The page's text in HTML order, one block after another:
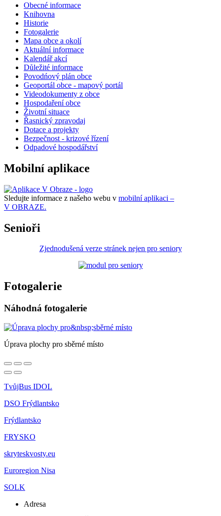
Obecné informace
Knihovna
Historie
Fotogalerie
Mapa obce a okolí
Aktuální informace
Kalendář akcí
Důležité informace
Povodńový plán obce
Geoportál obce - mapový portál
Videodokumenty z obce
Hospodaření obce
Životní situace
Řasnický zpravodaj
Dotace a projekty
Bezpečnost - krizové řízení
Odpadové hospodářství
Mobilní aplikace
Sledujte informace z našeho webu v mobilní aplikaci –
V OBRAZE.
Senioři
Zjednodušená verze stránek nejen pro seniory
Fotogalerie
Náhodná fotogalerie
Úprava plochy pro sběrné místo
TvůjBus IDOL
DSO Frýdlantsko
Frýdlantsko
FRYSKO
skryteskvosty.eu
Euroregion Nisa
SOLK
Adresa